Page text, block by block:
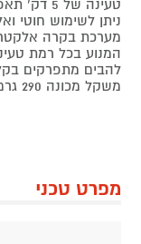
טעינה של 5 דק' תאפשר עבודה של 14 דקות
ניתן לשימוש חוטי
מערכת בקרה
המנוע בכל רמת
להבים מתפרקים
משקל מכונה 290 גרם – משקל טרימר 180 גרם
מפרט טכני